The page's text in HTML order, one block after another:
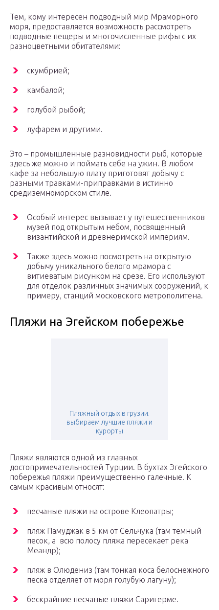
Тем, кому интересен подводный мир Мраморного
моря, предоставляется возможность рассмотреть
подводные пещеры и многочисленные рифы с их
разноцветными обитателями:
скумбрией;
камбалой;
голубой рыбой;
луфарем и другими.
Это – промышленные разновидности рыб, которые
здесь же можно и поймать себе на ужин. В любом
кафе за небольшую плату приготовят добычу с
разными травками-приправками в истинно
средиземноморском стиле.
Особый интерес вызывает у путешественников
музей под открытым небом, посвященный
византийской и древнеримской империям.
Также здесь можно посмотреть на открытую
добычу уникального белого мрамора с
витиеватым рисунком на срезе. Его используют
для отделок различных значимых сооружений, к
примеру, станций московского метрополитена.
Пляжи на Эгейском побережье
Пляжный отдых в грузии.
выбираем лучшие пляжи и
курорты
Пляжи являются одной из главных
достопримечательностей Турции. В бухтах Эгейского
побережья пляжи преимущественно галечные. К
самым красивым относят:
песчаные пляжи на острове Клеопатры;
пляж Памуджак в 5 км от Сельчука (там темный
песок, а всю полосу пляжа пересекает река
Меандр);
пляж в Олюдениз (там тонкая коса белоснежного
песка отделяет от моря голубую лагуну);
бескрайние песчаные пляжи Саригерме.